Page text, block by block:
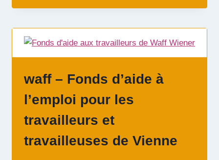
CENTRUM
CONSEIL
GUG
waff – Fonds d’aide à
l’emploi pour les
travailleurs et
travailleuses de Vienne